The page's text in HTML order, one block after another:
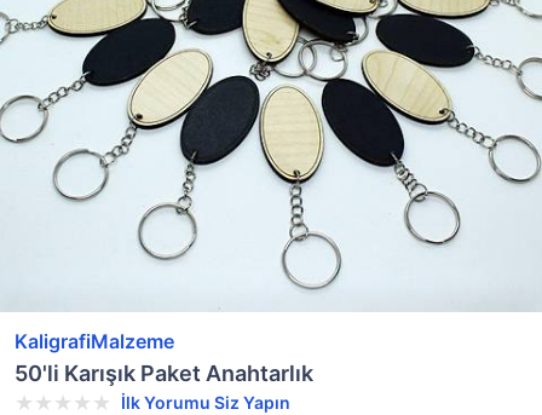
KaligrafiMalzeme
50'li Karışık Paket Anahtarlık
İlk Yorumu Siz Yapın